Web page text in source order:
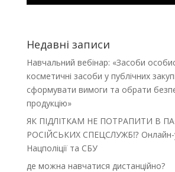
Недавні записи
Навчальний вебінар: «Засоби
косметичні засоби у публічних
сформувати вимоги та обрати
продукцію»
ЯК ПІДЛІТКАМ НЕ ПОТРАПИТИ В
РОСІЙСЬКИХ СПЕЦСЛУЖБ⁉️ Онлайн-
Нацполіції та СБУ
де можна навчатися дистанційно?